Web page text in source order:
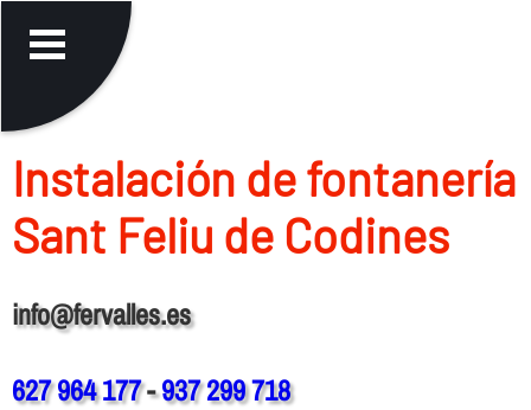
Instalación de fontanerí­a
Sant Feliu de Codines
info@fervalles.es
627 964 177-937 299 718